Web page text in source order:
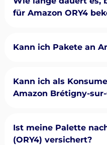
für Amazon ORY4
Kann ich Pakete an
Kann ich als
Amazon Brétigny-
Ist meine Palette
(ORY4) versichert?